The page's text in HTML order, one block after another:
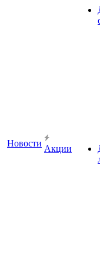
Новости
Акции